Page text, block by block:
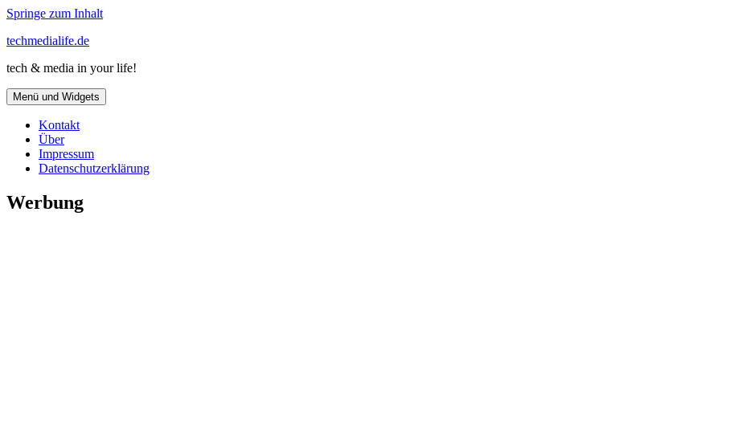
Springe zum Inhalt
techmedialife.de
tech & media in your life!
Menü und Widgets
Kontakt
Über
Impressum
Datenschutzerklärung
Werbung